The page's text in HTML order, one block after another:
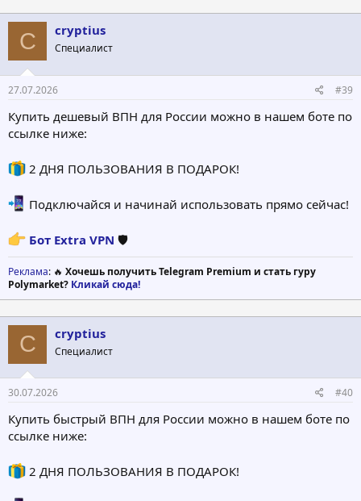
C cryptius
Специалист
27.07.2026 #39
Купить дешевый ВПН для России можно в нашем боте по
ссылке ниже:
2 ДНЯ ПОЛЬЗОВАНИЯ В ПОДАРОК!
Подключайся и начинай использовать прямо сейчас!
Бот Extra VPN 🛡
Реклама: 🔥 Хочешь получить Telegram Premium и стать гуру
Polymarket? Кликай сюда!
C cryptius
Специалист
30.07.2026 #40
Купить быстрый ВПН для России можно в нашем боте по
ссылке ниже:
2 ДНЯ ПОЛЬЗОВАНИЯ В ПОДАРОК!